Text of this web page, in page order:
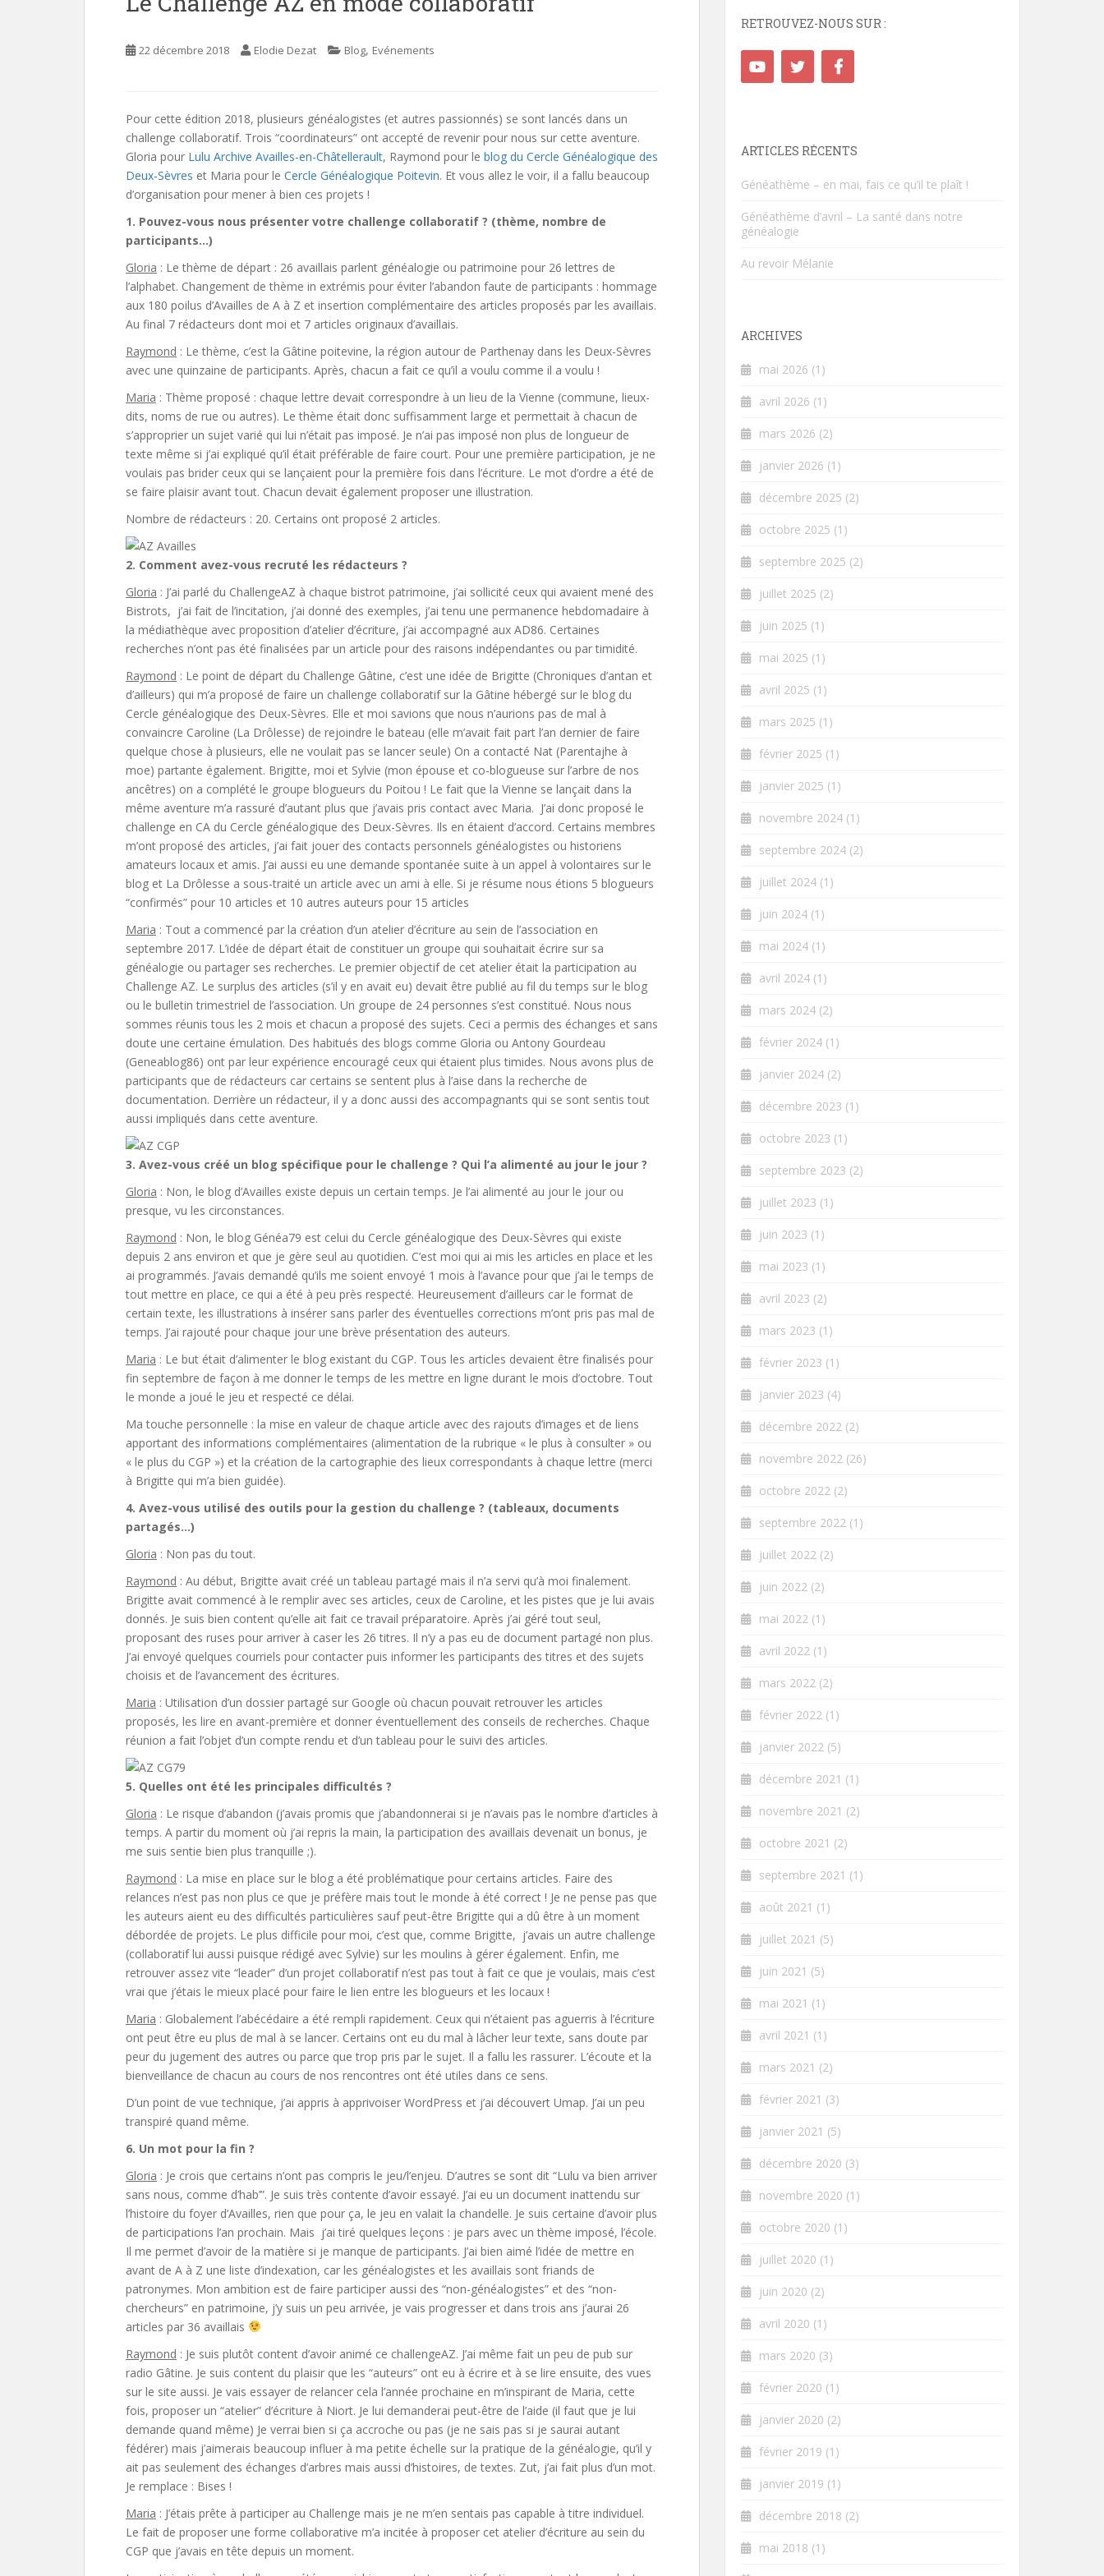
22 décembre 2018 Elodie Dezat Blog, Evénements
Pour cette édition 2018, plusieurs généalogistes (et autres passionnés) se sont lancés dans un
challenge collaboratif. Trois “coordinateurs” ont accepté de revenir pour nous sur cette aventure.
Gloria pour Lulu Archive Availles-en-Châtellerault, Raymond pour le blog du Cercle Généalogique des
Deux-Sèvres et Maria pour le Cercle Généalogique Poitevin. Et vous allez le voir, il a fallu beaucoup
d’organisation pour mener à bien ces projets !
1. Pouvez-vous nous présenter votre challenge collaboratif ? (thème, nombre de
participants…)
Gloria : Le thème de départ : 26 availlais parlent généalogie ou patrimoine pour 26 lettres de
l’alphabet. Changement de thème in extrémis pour éviter l’abandon faute de participants : hommage
aux 180 poilus d’Availles de A à Z et insertion complémentaire des articles proposés par les availlais.
Au final 7 rédacteurs dont moi et 7 articles originaux d’availlais.
Raymond : Le thème, c’est la Gâtine poitevine, la région autour de Parthenay dans les Deux-Sèvres
avec une quinzaine de participants. Après, chacun a fait ce qu’il a voulu comme il a voulu !
Maria : Thème proposé : chaque lettre devait correspondre à un lieu de la Vienne (commune, lieux-
dits, noms de rue ou autres). Le thème était donc suffisamment large et permettait à chacun de
s’approprier un sujet varié qui lui n’était pas imposé. Je n’ai pas imposé non plus de longueur de
texte même si j’ai expliqué qu’il était préférable de faire court. Pour une première participation, je ne
voulais pas brider ceux qui se lançaient pour la première fois dans l’écriture. Le mot d’ordre a été de
se faire plaisir avant tout. Chacun devait également proposer une illustration.
Nombre de rédacteurs : 20. Certains ont proposé 2 articles.
2. Comment avez-vous recruté les rédacteurs ?
Gloria : J’ai parlé du ChallengeAZ à chaque bistrot patrimoine, j’ai sollicité ceux qui avaient mené des
Bistrots, j’ai fait de l’incitation, j’ai donné des exemples, j’ai tenu une permanence hebdomadaire à
la médiathèque avec proposition d’atelier d’écriture, j’ai accompagné aux AD86. Certaines
recherches n’ont pas été finalisées par un article pour des raisons indépendantes ou par timidité.
Raymond : Le point de départ du Challenge Gâtine, c’est une idée de Brigitte (Chroniques d’antan et
d’ailleurs) qui m’a proposé de faire un challenge collaboratif sur la Gâtine hébergé sur le blog du
Cercle généalogique des Deux-Sèvres. Elle et moi savions que nous n’aurions pas de mal à
convaincre Caroline (La Drôlesse) de rejoindre le bateau (elle m’avait fait part l’an dernier de faire
quelque chose à plusieurs, elle ne voulait pas se lancer seule) On a contacté Nat (Parentajhe à
moe) partante également. Brigitte, moi et Sylvie (mon épouse et co-blogueuse sur l’arbre de nos
ancêtres) on a complété le groupe blogueurs du Poitou ! Le fait que la Vienne se lançait dans la
même aventure m’a rassuré d’autant plus que j’avais pris contact avec Maria. J’ai donc proposé le
challenge en CA du Cercle généalogique des Deux-Sèvres. Ils en étaient d’accord. Certains membres
m’ont proposé des articles, j’ai fait jouer des contacts personnels généalogistes ou historiens
amateurs locaux et amis. J’ai aussi eu une demande spontanée suite à un appel à volontaires sur le
blog et La Drôlesse a sous-traité un article avec un ami à elle. Si je résume nous étions 5 blogueurs
“confirmés” pour 10 articles et 10 autres auteurs pour 15 articles
Maria : Tout a commencé par la création d’un atelier d’écriture au sein de l’association en
septembre 2017. L’idée de départ était de constituer un groupe qui souhaitait écrire sur sa
généalogie ou partager ses recherches. Le premier objectif de cet atelier était la participation au
Challenge AZ. Le surplus des articles (s’il y en avait eu) devait être publié au fil du temps sur le blog
ou le bulletin trimestriel de l’association. Un groupe de 24 personnes s’est constitué. Nous nous
sommes réunis tous les 2 mois et chacun a proposé des sujets. Ceci a permis des échanges et sans
doute une certaine émulation. Des habitués des blogs comme Gloria ou Antony Gourdeau
(Geneablog86) ont par leur expérience encouragé ceux qui étaient plus timides. Nous avons plus de
participants que de rédacteurs car certains se sentent plus à l’aise dans la recherche de
documentation. Derrière un rédacteur, il y a donc aussi des accompagnants qui se sont sentis tout
aussi impliqués dans cette aventure.
3. Avez-vous créé un blog spécifique pour le challenge ? Qui l’a alimenté au jour le jour ?
Gloria : Non, le blog d’Availles existe depuis un certain temps. Je l’ai alimenté au jour le jour ou
presque, vu les circonstances.
Raymond : Non, le blog Généa79 est celui du Cercle généalogique des Deux-Sèvres qui existe
depuis 2 ans environ et que je gère seul au quotidien. C’est moi qui ai mis les articles en place et les
ai programmés. J’avais demandé qu’ils me soient envoyé 1 mois à l’avance pour que j’ai le temps de
tout mettre en place, ce qui a été à peu près respecté. Heureusement d’ailleurs car le format de
certain texte, les illustrations à insérer sans parler des éventuelles corrections m’ont pris pas mal de
temps. J’ai rajouté pour chaque jour une brève présentation des auteurs.
Maria : Le but était d’alimenter le blog existant du CGP. Tous les articles devaient être finalisés pour
fin septembre de façon à me donner le temps de les mettre en ligne durant le mois d’octobre. Tout
le monde a joué le jeu et respecté ce délai.
Ma touche personnelle : la mise en valeur de chaque article avec des rajouts d’images et de liens
apportant des informations complémentaires (alimentation de la rubrique « le plus à consulter » ou
« le plus du CGP ») et la création de la cartographie des lieux correspondants à chaque lettre (merci
à Brigitte qui m’a bien guidée).
4. Avez-vous utilisé des outils pour la gestion du challenge ? (tableaux, documents
partagés…)
Gloria : Non pas du tout.
Raymond : Au début, Brigitte avait créé un tableau partagé mais il n’a servi qu’à moi finalement.
Brigitte avait commencé à le remplir avec ses articles, ceux de Caroline, et les pistes que je lui avais
donnés. Je suis bien content qu’elle ait fait ce travail préparatoire. Après j’ai géré tout seul,
proposant des ruses pour arriver à caser les 26 titres. Il n’y a pas eu de document partagé non plus.
J’ai envoyé quelques courriels pour contacter puis informer les participants des titres et des sujets
choisis et de l’avancement des écritures.
Maria : Utilisation d’un dossier partagé sur Google où chacun pouvait retrouver les articles
proposés, les lire en avant-première et donner éventuellement des conseils de recherches. Chaque
réunion a fait l’objet d’un compte rendu et d’un tableau pour le suivi des articles.
5. Quelles ont été les principales difficultés ?
Gloria : Le risque d’abandon (j’avais promis que j’abandonnerai si je n’avais pas le nombre d’articles à
temps. A partir du moment où j’ai repris la main, la participation des availlais devenait un bonus, je
me suis sentie bien plus tranquille ;).
Raymond : La mise en place sur le blog a été problématique pour certains articles. Faire des
relances n’est pas non plus ce que je préfère mais tout le monde à été correct ! Je ne pense pas que
les auteurs aient eu des difficultés particulières sauf peut-être Brigitte qui a dû être à un moment
débordée de projets. Le plus difficile pour moi, c’est que, comme Brigitte, j’avais un autre challenge
(collaboratif lui aussi puisque rédigé avec Sylvie) sur les moulins à gérer également. Enfin, me
retrouver assez vite “leader” d’un projet collaboratif n’est pas tout à fait ce que je voulais, mais c’est
vrai que j’étais le mieux placé pour faire le lien entre les blogueurs et les locaux !
Maria : Globalement l’abécédaire a été rempli rapidement. Ceux qui n’étaient pas aguerris à l’écriture
ont peut être eu plus de mal à se lancer. Certains ont eu du mal à lâcher leur texte, sans doute par
peur du jugement des autres ou parce que trop pris par le sujet. Il a fallu les rassurer. L’écoute et la
bienveillance de chacun au cours de nos rencontres ont été utiles dans ce sens.
D’un point de vue technique, j’ai appris à apprivoiser WordPress et j’ai découvert Umap. J’ai un peu
transpiré quand même.
6. Un mot pour la fin ?
Gloria : Je crois que certains n’ont pas compris le jeu/l’enjeu. D’autres se sont dit “Lulu va bien arriver
sans nous, comme d’hab’”. Je suis très contente d’avoir essayé. J’ai eu un document inattendu sur
l’histoire du foyer d’Availles, rien que pour ça, le jeu en valait la chandelle. Je suis certaine d’avoir plus
de participations l’an prochain. Mais j’ai tiré quelques leçons : je pars avec un thème imposé, l’école.
Il me permet d’avoir de la matière si je manque de participants. J’ai bien aimé l’idée de mettre en
avant de A à Z une liste d’indexation, car les généalogistes et les availlais sont friands de
patronymes. Mon ambition est de faire participer aussi des “non-généalogistes” et des “non-
chercheurs” en patrimoine, j’y suis un peu arrivée, je vais progresser et dans trois ans j’aurai 26
articles par 36 availlais
Raymond : Je suis plutôt content d’avoir animé ce challengeAZ. J’ai même fait un peu de pub sur
radio Gâtine. Je suis content du plaisir que les “auteurs” ont eu à écrire et à se lire ensuite, des vues
sur le site aussi. Je vais essayer de relancer cela l’année prochaine en m’inspirant de Maria, cette
fois, proposer un “atelier” d’écriture à Niort. Je lui demanderai peut-être de l’aide (il faut que je lui
demande quand même) Je verrai bien si ça accroche ou pas (je ne sais pas si je saurai autant
fédérer) mais j’aimerais beaucoup influer à ma petite échelle sur la pratique de la généalogie, qu’il y
ait pas seulement des échanges d’arbres mais aussi d’histoires, de textes. Zut, j’ai fait plus d’un mot.
Je remplace : Bises !
Maria : J’étais prête à participer au Challenge mais je ne m’en sentais pas capable à titre individuel.
Le fait de proposer une forme collaborative m’a incitée à proposer cet atelier d’écriture au sein du
CGP que j’avais en tête depuis un moment.
RETROUVEZ-NOUS SUR :
ARTICLES RÉCENTS
Généathème – en mai, fais ce qu’il te plaît !
Généathème d’avril – La santé dans notre
généalogie
Au revoir Mélanie
ARCHIVES
mai 2026 (1)
avril 2026 (1)
mars 2026 (2)
janvier 2026 (1)
décembre 2025 (2)
octobre 2025 (1)
septembre 2025 (2)
juillet 2025 (2)
juin 2025 (1)
mai 2025 (1)
avril 2025 (1)
mars 2025 (1)
février 2025 (1)
janvier 2025 (1)
novembre 2024 (1)
septembre 2024 (2)
juillet 2024 (1)
juin 2024 (1)
mai 2024 (1)
avril 2024 (1)
mars 2024 (2)
février 2024 (1)
janvier 2024 (2)
décembre 2023 (1)
octobre 2023 (1)
septembre 2023 (2)
juillet 2023 (1)
juin 2023 (1)
mai 2023 (1)
avril 2023 (2)
mars 2023 (1)
février 2023 (1)
janvier 2023 (4)
décembre 2022 (2)
novembre 2022 (26)
octobre 2022 (2)
septembre 2022 (1)
juillet 2022 (2)
juin 2022 (2)
mai 2022 (1)
avril 2022 (1)
mars 2022 (2)
février 2022 (1)
janvier 2022 (5)
décembre 2021 (1)
novembre 2021 (2)
octobre 2021 (2)
septembre 2021 (1)
août 2021 (1)
juillet 2021 (5)
juin 2021 (5)
mai 2021 (1)
avril 2021 (1)
mars 2021 (2)
février 2021 (3)
janvier 2021 (5)
décembre 2020 (3)
novembre 2020 (1)
octobre 2020 (1)
juillet 2020 (1)
juin 2020 (2)
avril 2020 (1)
mars 2020 (3)
février 2020 (1)
janvier 2020 (2)
février 2019 (1)
janvier 2019 (1)
décembre 2018 (2)
mai 2018 (1)